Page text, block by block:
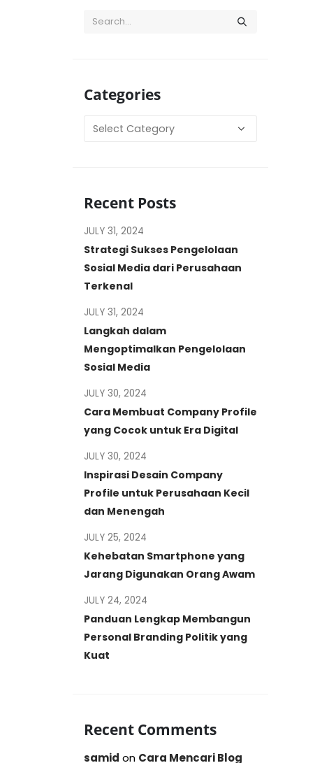
Categories
Categories
Recent Posts
Strategi Sukses Pengelolaan
Sosial Media dari Perusahaan
Terkenal
JULY 31, 2024
Langkah dalam
Mengoptimalkan Pengelolaan
Sosial Media
JULY 31, 2024
Cara Membuat Company Profile
yang Cocok untuk Era Digital
JULY 30, 2024
Inspirasi Desain Company
Profile untuk Perusahaan Kecil
dan Menengah
JULY 30, 2024
Kehebatan Smartphone yang
Jarang Digunakan Orang Awam
JULY 25, 2024
Panduan Lengkap Membangun
Personal Branding Politik yang
Kuat
JULY 24, 2024
Recent Comments
samid on Cara Mencari Blog